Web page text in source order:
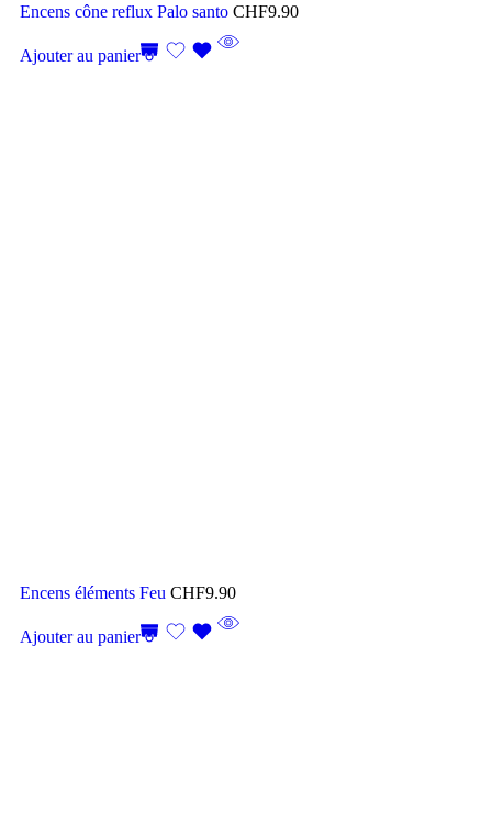
Encens cône reflux Palo santo CHF9.90
Ajouter au panier
Encens éléments Feu CHF9.90
Ajouter au panier